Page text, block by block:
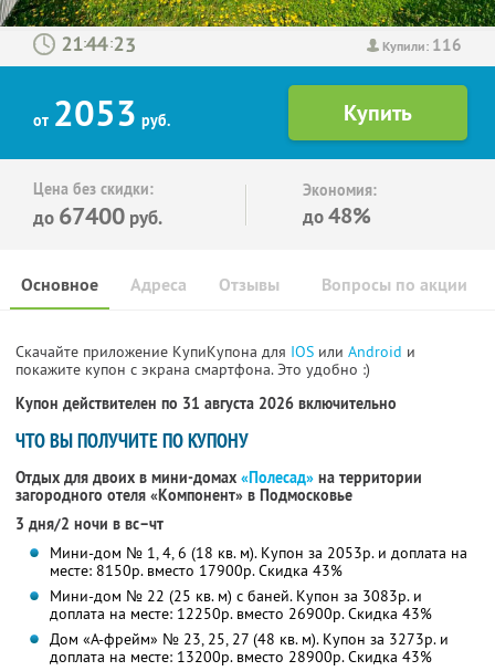
Купили: 116
: :
от 2053 руб.
Цена без скидки:
до 67400 руб.
Экономия:
до48%
Основное Отзывы Вопросы по акции
Адреса
Скачайте приложение КупиКупона для IOS или Android и
покажите купон с экрана смартфона. Это удобно :)
Купон действителен по 31 августа 2026 включительно
ЧТО ВЫ ПОЛУЧИТЕ ПО КУПОНУ
Отдых для двоих в мини-домах «Полесад» на территории
загородного отеля «Компонент» в Подмосковье
3 дня/2 ночи в вс–чт
Мини-дом № 1, 4, 6 (18 кв. м). Купон за 2053р. и доплата на
месте: 8150р. вместо 17900р. Скидка 43%
Мини-дом № 22 (25 кв. м) с баней. Купон за 3083р. и
доплата на месте: 12250р. вместо 26900р. Скидка 43%
Дом «А-фрейм» № 23, 25, 27 (48 кв. м). Купон за 3273р. и
доплата на месте: 13200р. вместо 28900р. Скидка 43%